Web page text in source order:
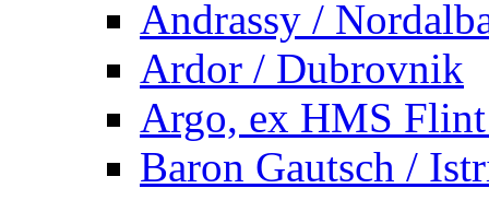
Andrassy /
Ardor / Dubrovnik
Argo, ex HMS
Baron Gautsch /